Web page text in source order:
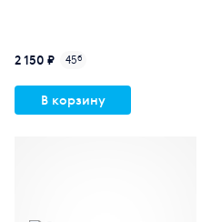
2 150 ₽ 45б
В корзину